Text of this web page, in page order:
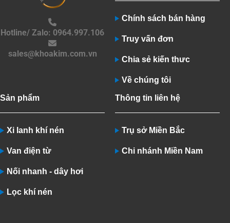
Hotline/ Zalo: 0964.997.106
sales@khoakim.com.vn
Chính sách bán hàng
Truy vấn đơn
Chia sẻ kiến thưc
Về chúng tôi
Sản phẩm
Xi lanh khí nén
Van điện từ
Nối nhanh - dây hơi
Lọc khí nén
Thông tin liên hệ
Trụ sở Miền Bắc
Chi nhánh Miền Nam